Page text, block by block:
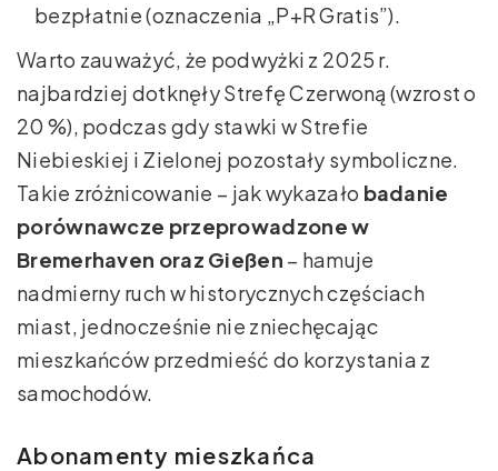
bezpłatnie (oznaczenia „P+R Gratis”).
Warto zauważyć, że podwyżki z 2025 r.
najbardziej dotknęły Strefę Czerwoną (wzrost o
20 %), podczas gdy stawki w Strefie
Niebieskiej i Zielonej pozostały symboliczne.
Takie zróżnicowanie – jak wykazało badanie
porównawcze przeprowadzone w
Bremerhaven oraz Gießen – hamuje
nadmierny ruch w historycznych częściach
miast, jednocześnie nie zniechęcając
mieszkańców przedmieść do korzystania z
samochodów.
Abonamenty mieszkańca